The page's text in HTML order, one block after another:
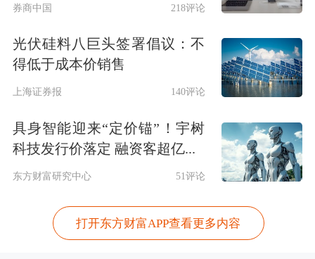
天齐锂业公告截图
矿板块短期脉冲式上涨。对此，有接近
行业的人士表示，本次事件虽未造成重
期的增量释放将向后推迟，在需求旺季
券商中国 218评论
光伏硅料八巨头签署倡议：不
得低于成本价销售
上海证券报 140评论
具身智能迎来“定价锚”！宇树
科技发行价落定 融资客超亿...
东方财富研究中心 51评论
打开东方财富APP查看更多内容